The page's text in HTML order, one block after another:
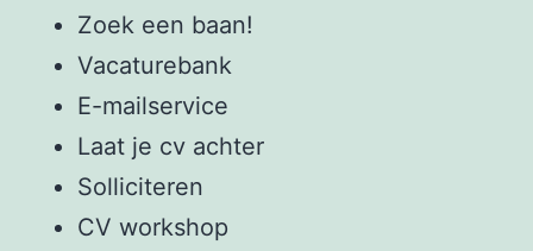
Zoek een baan!
Vacaturebank
E-mailservice
Laat je cv achter
Solliciteren
CV workshop